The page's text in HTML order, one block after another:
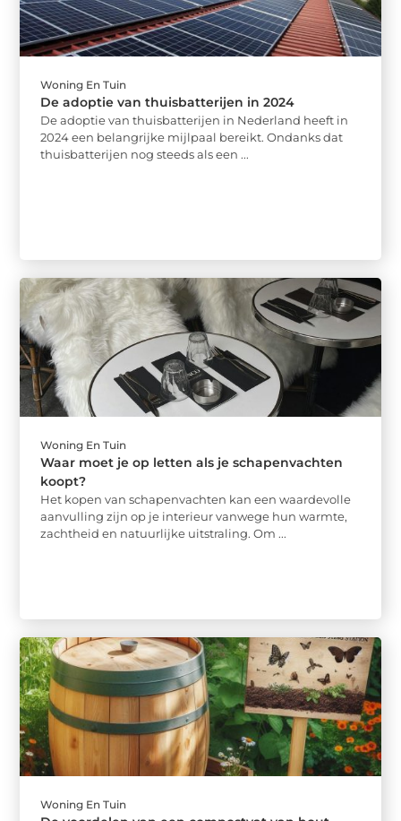
Woning En Tuin
De adoptie van thuisbatterijen in 2024
De adoptie van thuisbatterijen in Nederland heeft in
2024 een belangrijke mijlpaal bereikt. Ondanks dat
thuisbatterijen nog steeds als een ...
Woning En Tuin
Waar moet je op letten als je schapenvachten
koopt?
Het kopen van schapenvachten kan een waardevolle
aanvulling zijn op je interieur vanwege hun warmte,
zachtheid en natuurlijke uitstraling. Om ...
Woning En Tuin